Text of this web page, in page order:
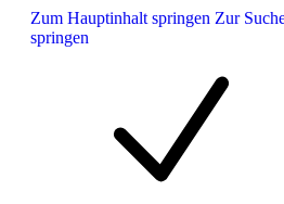
Zum Hauptinhalt springen Zur
springen